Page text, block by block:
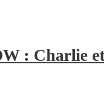
: Charlie